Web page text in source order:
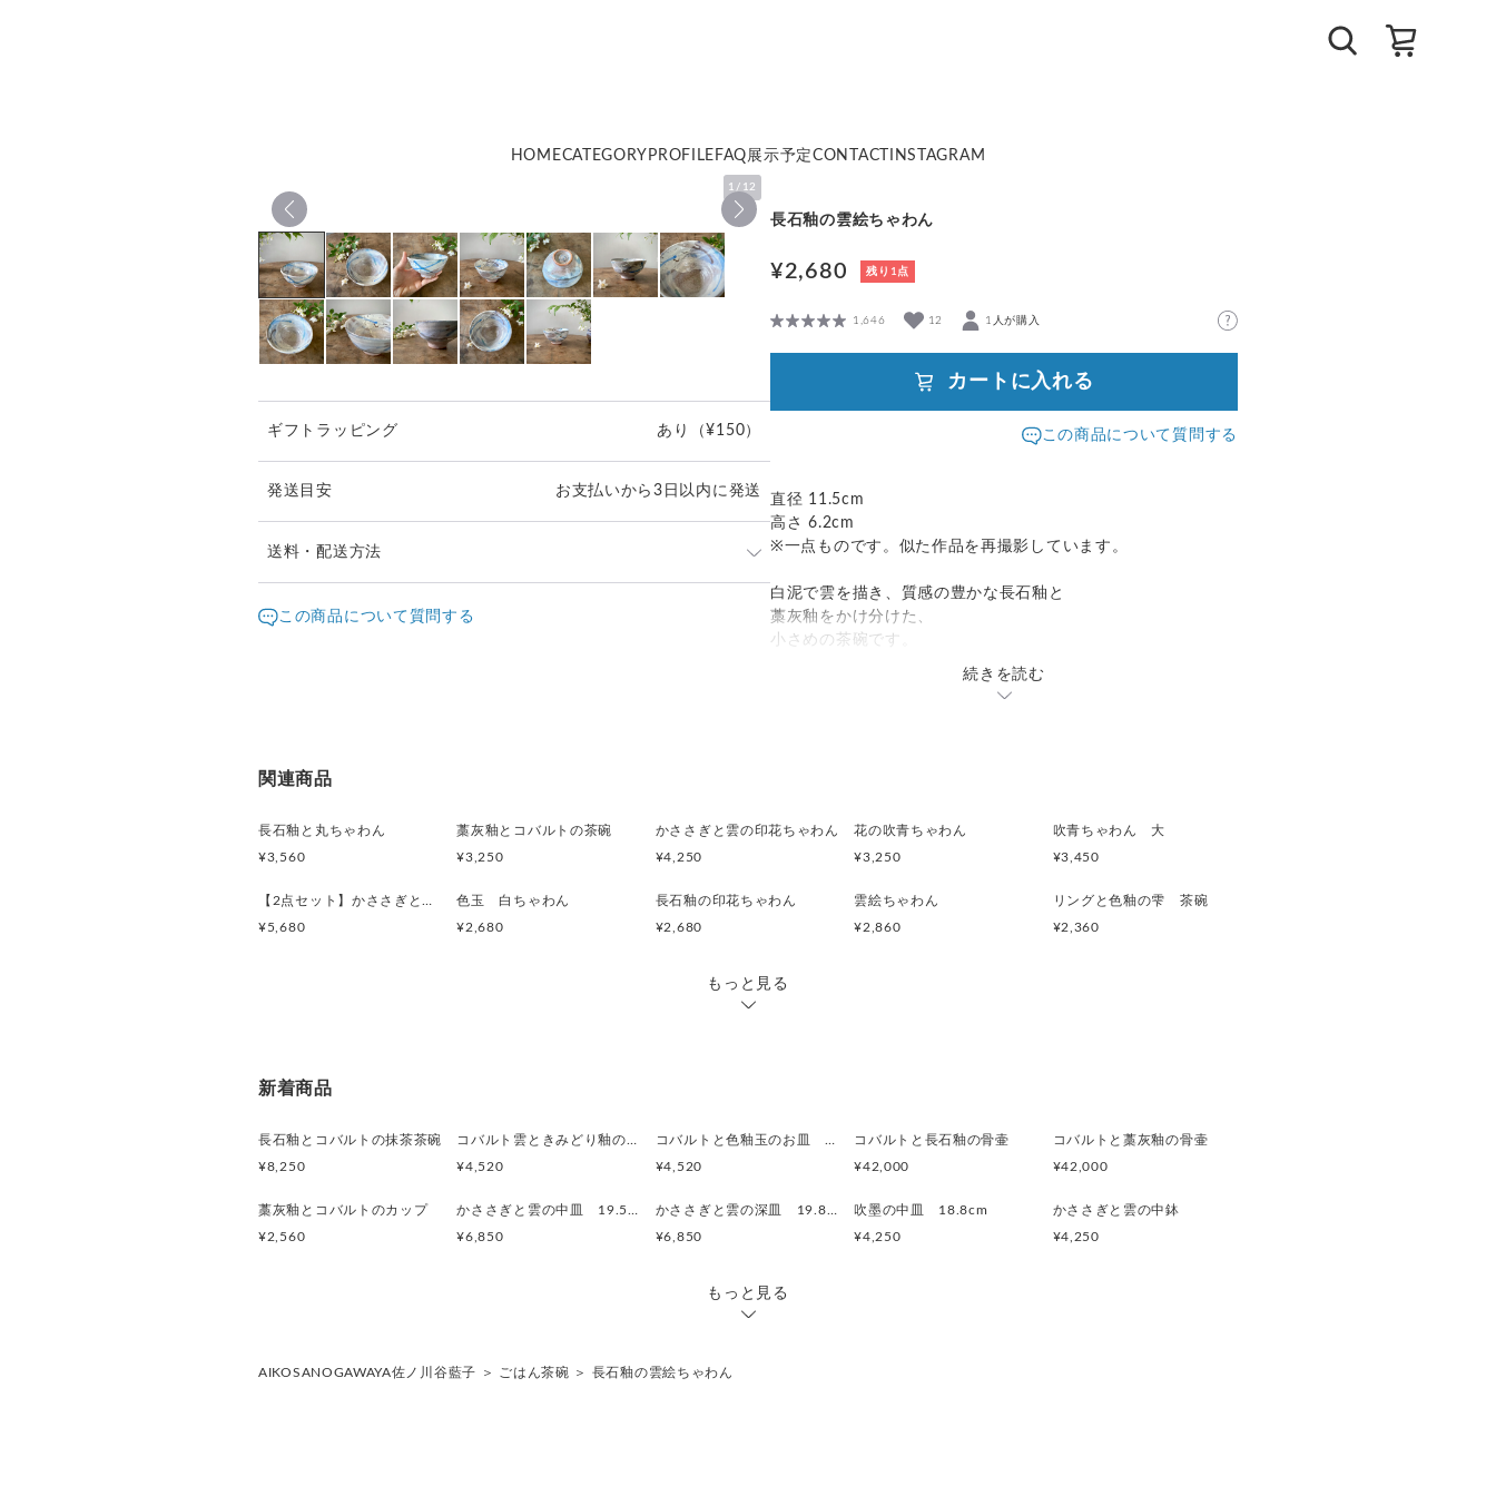
HOMECATEGORY PROFILE FAQ展示予定CONTACT INSTAGRAM
1 / 12
ギフトラッピング あり （¥150）
発送目安 お支払いから3日以内に発送
送料・配送方法
この商品について質問する
長石釉の雲絵ちゃわん
¥2,680 残り1点
1,646 12 1人が購入
カートに入れる
この商品について質問する
直径 11.5cm
高さ 6.2cm
※一点ものです。似た作品を再撮影しています。
白泥で雲を描き、質感の豊かな長石釉と
藁灰釉をかけ分けた、
小さめの茶碗です。
ろくろ目豊かで軽い手取りです。
続きを読む
関連商品
長石釉と丸ちゃわん
¥3,560
藁灰釉とコバルトの茶碗
¥3,250
かささぎと雲の印花ちゃわん
¥4,250
花の吹青ちゃわん
¥3,250
吹青ちゃわん 大
¥3,450
¥5,680
色玉 白ちゃわん
¥2,680
長石釉の印花ちゃわん
¥2,680
雲絵ちゃわん
¥2,860
リングと色釉の雫 茶碗
¥2,360
もっと見る
新着商品
長石釉とコバルトの抹茶茶碗
¥8,250
¥4,520
¥4,520
コバルトと長石釉の骨壷
¥42,000
コバルトと藁灰釉の骨壷
¥42,000
藁灰釉とコバルトのカップ
¥2,560
¥6,850
¥6,850
吹墨の中皿 18.8cm
¥4,250
かささぎと雲の中鉢
¥4,250
もっと見る
AIKOSANOGAWAYA佐ノ川谷藍子 ＞ ごはん茶碗 ＞ 長石釉の雲絵ちゃわん